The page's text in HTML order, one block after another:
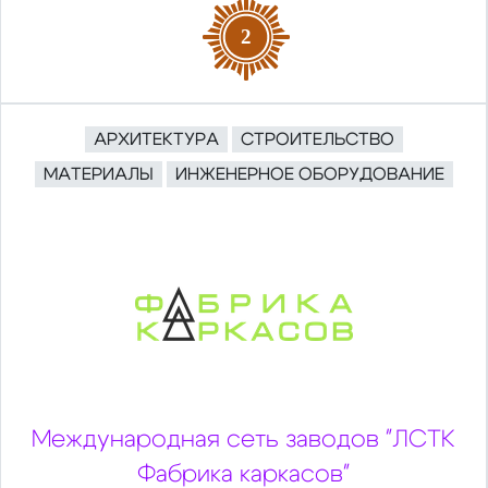
2
АРХИТЕКТУРА
СТРОИТЕЛЬСТВО
МАТЕРИАЛЫ
ИНЖЕНЕРНОЕ ОБОРУДОВАНИЕ
Международная сеть заводов "ЛСТК
Фабрика каркасов"